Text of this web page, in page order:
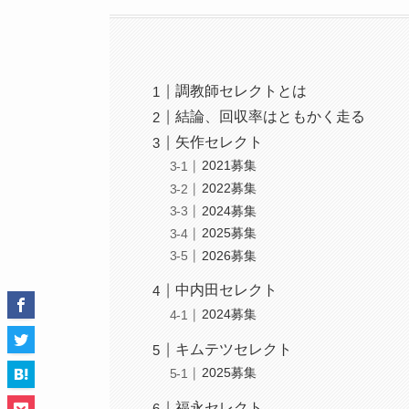
調教師セレクトとは
結論、回収率はともかく走る
矢作セレクト
2021募集
2022募集
2024募集
2025募集
2026募集
中内田セレクト
2024募集
キムテツセレクト
2025募集